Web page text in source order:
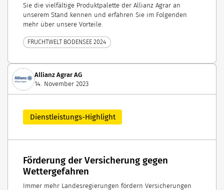
Sie die vielfältige Produktpalette der Allianz Agrar an
unserem Stand kennen und erfahren Sie im Folgenden
mehr über unsere Vorteile.
FRUCHTWELT BODENSEE 2024
Allianz Agrar AG
14. November 2023
Dienstleistungs-Highlight
Förderung der Versicherung gegen
Wettergefahren
Immer mehr Landesregierungen fördern Versicherungen